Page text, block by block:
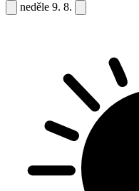
neděle 9. 8.